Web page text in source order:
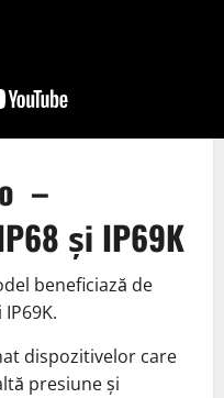
–
și IP69K
beneficiază de
dispozitivelor care
presiune și